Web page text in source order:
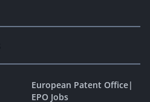
European Patent Office|
EPO Jobs